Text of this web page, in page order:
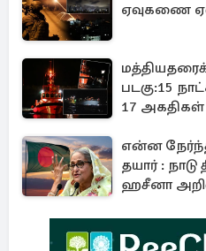
ஏவுகணை
படகு:15
17 அகதிகள்
என்ன
தயார் :
ஹசீனா